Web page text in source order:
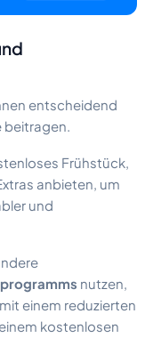
entscheidend
beitragen.
Frühstück,
anbieten, um
und
nutzen,
einem reduzierten
kostenlosen